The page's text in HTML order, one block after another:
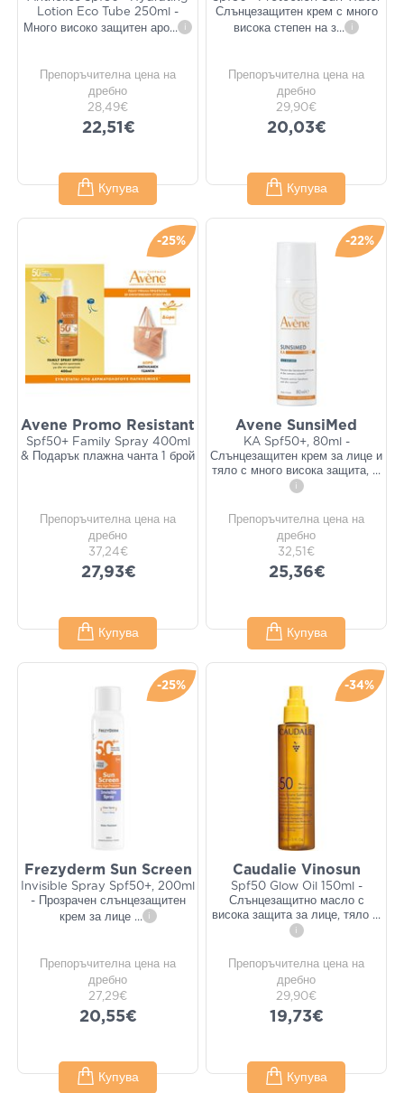
Lotion Eco Tube 250ml -
Много високо защитен аро... i
Препоръчителна цена на
дребно
28,49€
22,51€
Купува
Слънцезащитен крем с много
висока степен на з... i
Препоръчителна цена на
дребно
29,90€
20,03€
Купува
-25%
Avene Promo Resistant
Spf50+ Family Spray 400ml
& Подарък плажна чанта 1 брой
Препоръчителна цена на
дребно
37,24€
27,93€
Купува
-22%
Avene SunsiMed
KA Spf50+, 80ml -
Слънцезащитен крем за лице и
тяло с много висока защита, ...
i
Препоръчителна цена на
дребно
32,51€
25,36€
Купува
-25%
Frezyderm Sun Screen
Invisible Spray Spf50+, 200ml
- Прозрачен слънцезащитен
крем за лице ... i
Препоръчителна цена на
дребно
27,29€
20,55€
Купува
-34%
Caudalie Vinosun
Spf50 Glow Oil 150ml -
Слънцезащитно масло с
висока защита за лице, тяло ...
i
Препоръчителна цена на
дребно
29,90€
19,73€
Купува